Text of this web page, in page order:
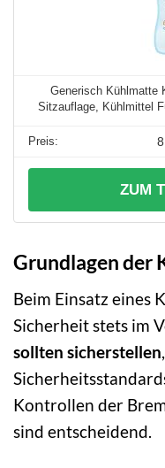
Generisch Kühlmatte
Sitzauflage, Kühlmittel
ZUM
Grundlagen der
Beim Einsatz eines
Sicherheit stets im
sollten sicherstellen
Kontrollen der
sind entscheidend.